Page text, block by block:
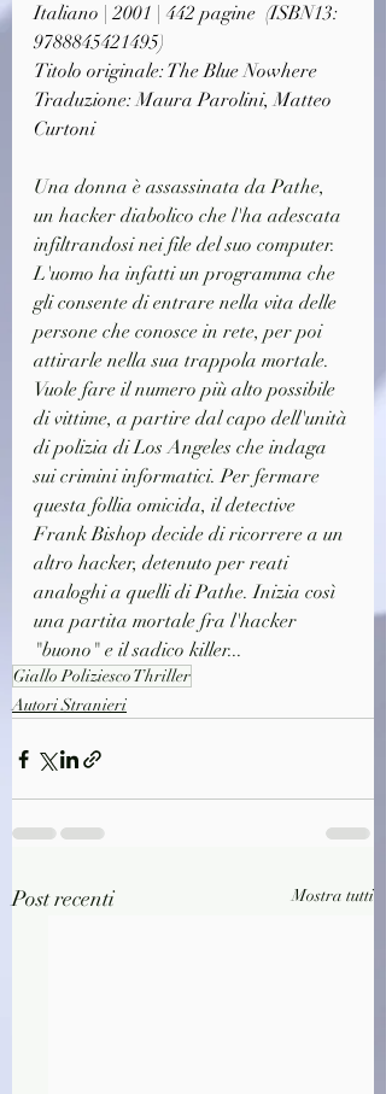
Italiano | 2001 | 442 pagine  (ISBN13:
9788845421495)
Titolo originale: The Blue Nowhere
Traduzione: Maura Parolini, Matteo
Curtoni
Una donna è assassinata da Pathe,
un hacker diabolico che l'ha adescata
infiltrandosi nei file del suo computer.
L'uomo ha infatti un programma che
gli consente di entrare nella vita delle
persone che conosce in rete, per poi
attirarle nella sua trappola mortale.
Vuole fare il numero più alto possibile
di vittime, a partire dal capo dell'unità
di polizia di Los Angeles che indaga
sui crimini informatici. Per fermare
questa follia omicida, il detective
Frank Bishop decide di ricorrere a un
altro hacker, detenuto per reati
analoghi a quelli di Pathe. Inizia così
una partita mortale fra l'hacker
"buono" e il sadico killer...
Giallo Poliziesco Thriller
Autori Stranieri
Post recenti Mostra tutti